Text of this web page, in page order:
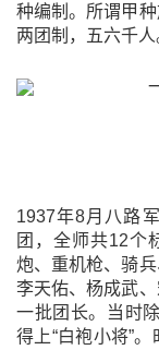
种编制。所谓甲
两团制，五六千人
1937年8月八路
团，全师共12个
炮、重机枪、骑
李天佑、杨成武
一批团长。当时
得上“白袍小将”